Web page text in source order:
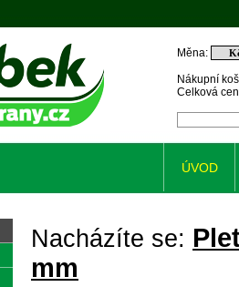
Nacházíte se:
mm
Nákupní
Celková
Měna:
ÚVOD